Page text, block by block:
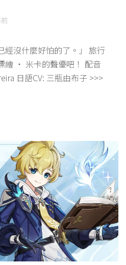
經沒什麼好怕的了。」 旅行
繪 ‧ 米卡的聲優吧！ 配音
日語CV: 三瓶由布子 >>>